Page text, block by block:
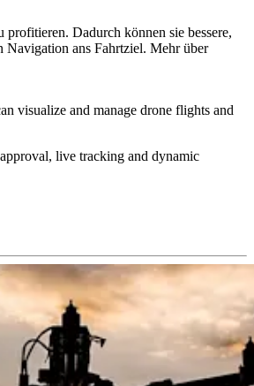
Dadurch können sie bessere,
Navigation ans Fahrtziel. Mehr über
visualize and manage drone flights and
live tracking and dynamic